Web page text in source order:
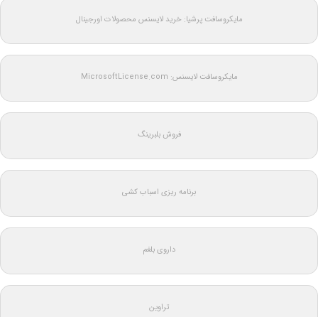
مایکروسافت پرشیا: خرید لایسنس محصولات اورجینال
مایکروسافت لایسنس: MicrosoftLicense.com
فروش بلبرینگ
برنامه ریزی اسباب کشی
داروی بلغم
تراوین